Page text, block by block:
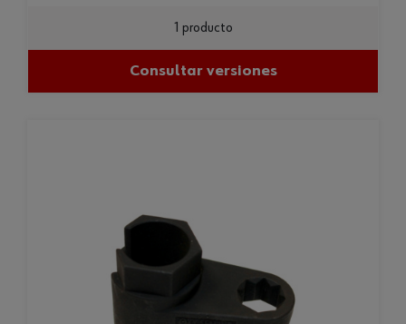
1 producto
Consultar versiones